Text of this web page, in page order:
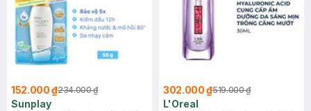
152.000 ₫234.000 ₫
Sunplay
302.000 ₫519.000 ₫
L'Oreal